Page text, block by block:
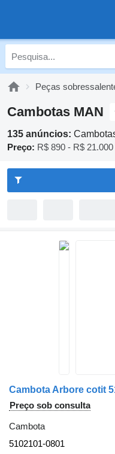
Peças
Cambotas MAN
135 anúncios:
Preço: R$ 890 - R$ 21.000
Cambota Arbore cotit
Preço sob consulta
Cambota
5102101-0801